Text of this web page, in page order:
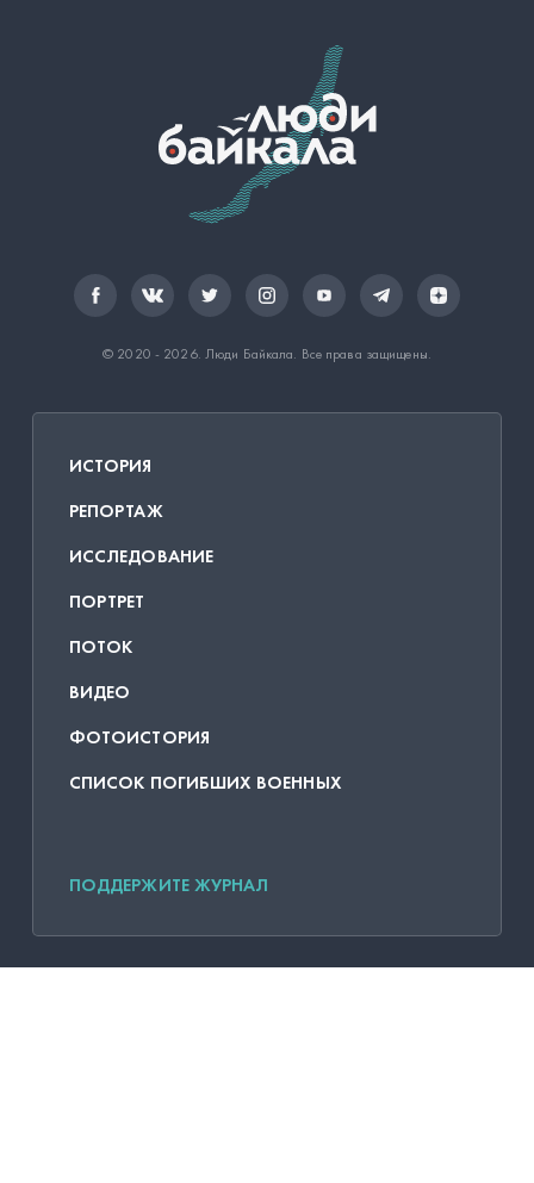
© 2020 - 2026. Люди Байкала. Все права защищены.
ИСТОРИЯ
РЕПОРТАЖ
ИССЛЕДОВАНИЕ
ПОРТРЕТ
ПОТОК
ВИДЕО
ФОТОИСТОРИЯ
СПИСОК ПОГИБШИХ ВОЕННЫХ
ПОДДЕРЖИТЕ ЖУРНАЛ